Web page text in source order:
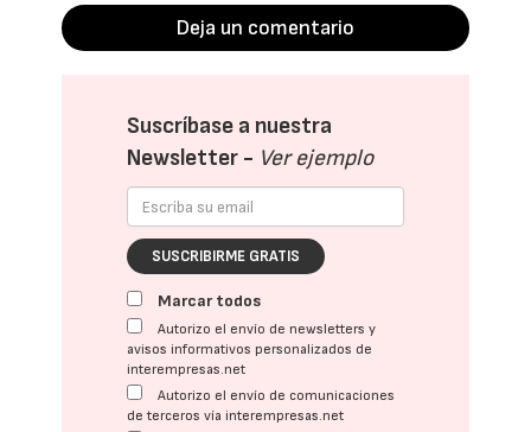
Deja un comentario
Suscríbase a nuestra
Newsletter - Ver ejemplo
SUSCRIBIRME GRATIS
Marcar todos
Autorizo el envío de newsletters y
avisos informativos personalizados de
interempresas.net
Autorizo el envío de comunicaciones
de terceros vía interempresas.net